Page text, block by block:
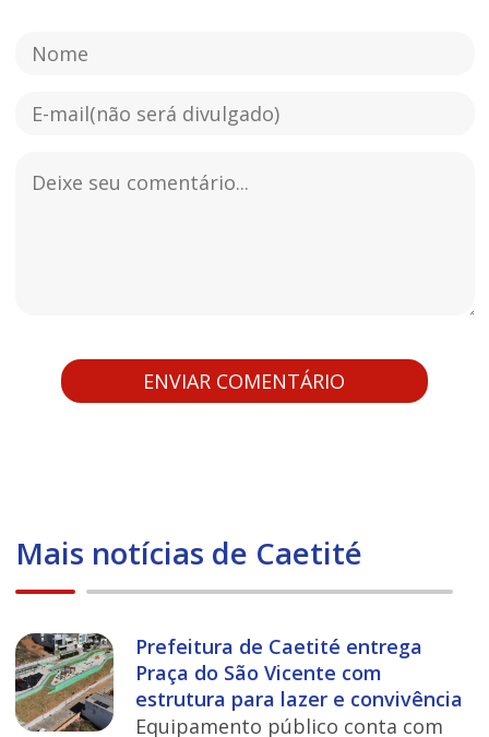
Mais notícias de Caetité
Prefeitura de Caetité entrega
Praça do São Vicente com
estrutura para lazer e convivência
Equipamento público conta com